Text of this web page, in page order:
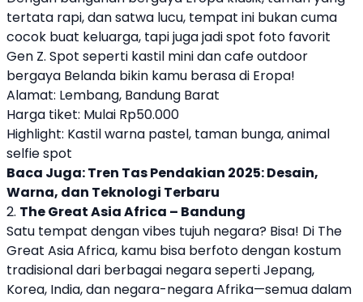
tertata rapi, dan satwa lucu, tempat ini bukan cuma
cocok buat keluarga, tapi juga jadi spot foto favorit
Gen Z. Spot seperti kastil mini dan cafe outdoor
bergaya Belanda bikin kamu berasa di Eropa!
Alamat: Lembang, Bandung Barat
Harga tiket: Mulai Rp50.000
Highlight: Kastil warna pastel, taman bunga, animal
selfie spot
Baca Juga:Tren Tas Pendakian 2025: Desain,
Warna, dan Teknologi Terbaru
2. The Great Asia Africa – Bandung
Satu tempat dengan vibes tujuh negara? Bisa! Di The
Great Asia Africa, kamu bisa berfoto dengan kostum
tradisional dari berbagai negara seperti Jepang,
Korea, India, dan negara-negara Afrika—semua dalam